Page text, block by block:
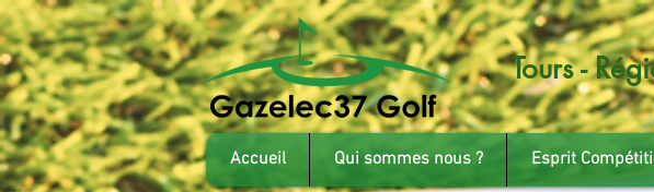
Tours -
Accueil Qui sommes nous ? Esprit